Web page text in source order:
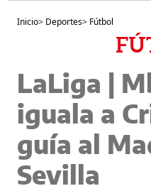
Inicio> Deportes> Fútbol
LaLiga |
iguala a
guía al
Sevilla